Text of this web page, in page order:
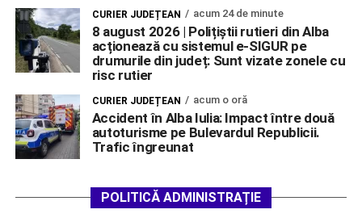
CURIER JUDEȚEAN acum 24 de minute
8 august 2026 | Polițiștii rutieri din Alba
acționează cu sistemul e-SIGUR pe
drumurile din județ: Sunt vizate zonele cu
risc rutier
CURIER JUDEȚEAN acum o oră
Accident în Alba Iulia: Impact între două
autoturisme pe Bulevardul Republicii.
Trafic îngreunat
POLITICĂ ADMINISTRAȚIE